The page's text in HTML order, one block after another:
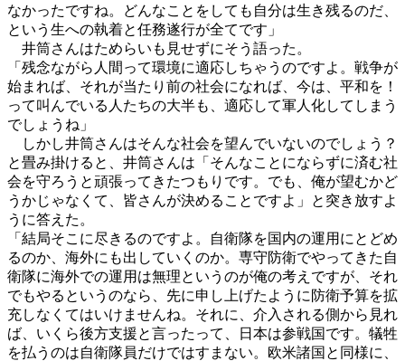
なかったですね。どんなことをしても自分は生き残るのだ、
という生への執着と任務遂行が全てです」
井筒さんはためらいも見せずにそう語った。
「残念ながら人間って環境に適応しちゃうのですよ。戦争が
始まれば、それが当たり前の社会になれば、今は、平和を！
って叫んでいる人たちの大半も、適応して軍人化してしまう
でしょうね」
しかし井筒さんはそんな社会を望んでいないのでしょう？
と畳み掛けると、井筒さんは「そんなことにならずに済む社
会を守ろうと頑張ってきたつもりです。でも、俺が望むかど
うかじゃなくて、皆さんが決めることですよ」と突き放すよ
うに答えた。
「結局そこに尽きるのですよ。自衛隊を国内の運用にとどめ
るのか、海外にも出していくのか。専守防衛でやってきた自
衛隊に海外での運用は無理というのが俺の考えですが、それ
でもやるというのなら、先に申し上げたように防衛予算を拡
充しなくてはいけませんね。それに、介入される側から見れ
ば、いくら後方支援と言ったって、日本は参戦国です。犠牲
を払うのは自衛隊員だけではすまない。欧米諸国と同様に、